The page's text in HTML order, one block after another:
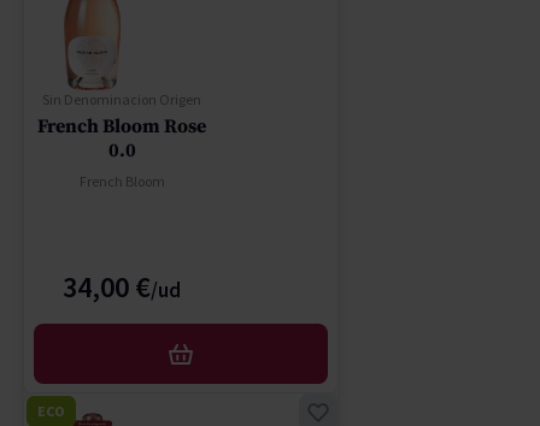
Sin Denominacion Origen
French Bloom Rose
0.0
French Bloom
34,00 €
AFEGIR
ECO